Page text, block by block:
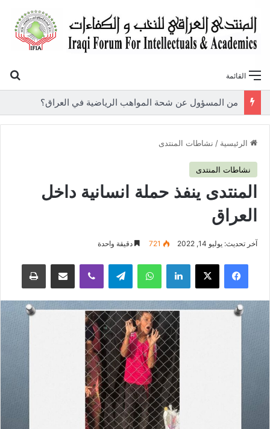
القائمة
الرئيسية / نشاطات المنتدى
نشاطات المنتدى
المنتدى ينفذ حملة انسانية داخل
العراق
آخر تحديث: يوليو 14, 2022 721 دقيقة واحدة
فيسبوك لينكدإن واتساب